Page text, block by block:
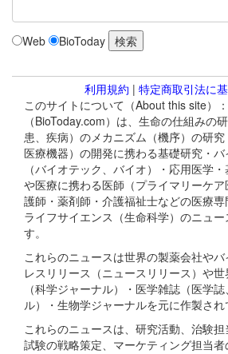
Web BioToday
利用規約 | 特定商取引法に
このサイトについて（About this site）
（BioToday.com）は、生命の仕組みの
患、疾病）のメカニズム（機序）の研究
医療機器）の開発に携わる基礎研究・
（バイオテック、バイオ）・応用医学
や医療に携わる医師（プライマリーケ
護師・薬剤師・介護福祉士などの医療
ライフサイエンス（生命科学）のニュー
す。
これらのニュースは世界の製薬会社や
レスリリース（ニュースリリース）や
（科学ジャーナル）・医学雑誌（医学
ル）・生物学ジャーナルを元に作製され
これらのニュースは、研究活動、治験
試験の戦略策定、マーケティング担当